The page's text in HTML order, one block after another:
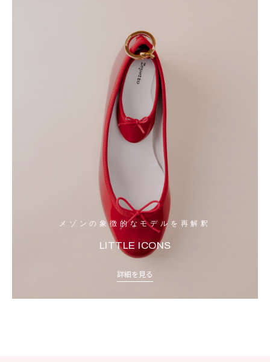
メゾンの象徴的なモデルを再解釈
LITTLE ICONS
詳細を見る